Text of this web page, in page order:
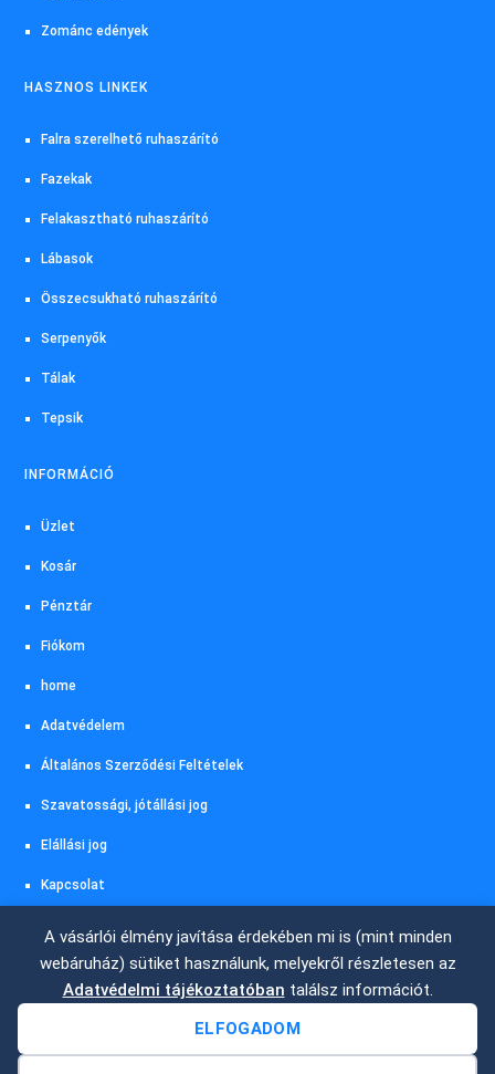
A vásárlói élmény javítása érdekében mi is (mint minden
webáruház) sütiket használunk, melyekről részletesen az
Adatvédelmi tájékoztatóban találsz információt.
ELFOGADOM
Zománc edények
HASZNOS LINKEK
Falra szerelhető ruhaszárító
Fazekak
Felakasztható ruhaszárító
Lábasok
Összecsukható ruhaszárító
Serpenyők
Tálak
Tepsik
INFORMÁCIÓ
Üzlet
Kosár
Pénztár
Fiókom
home
Adatvédelem
Általános Szerződési Feltételek
Szavatossági, jótállási jog
Elállási jog
Kapcsolat
Szállítás és fizetés